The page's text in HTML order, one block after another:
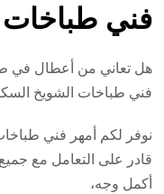
فني طباخات
هل تعاني من أعطال في
فني طباخات الشويخ
نوفر لكم أمهر فني
قادر على التعامل مع
أكمل وجه،